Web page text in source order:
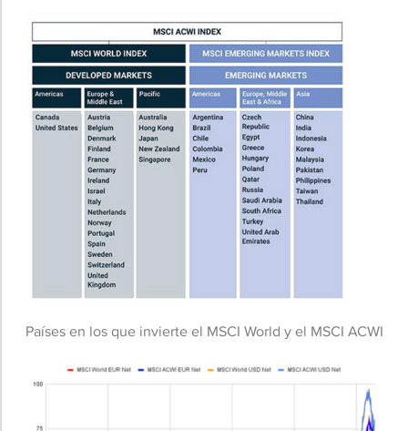
Países en los que invierte el MSCI World y el MSCI ACWI